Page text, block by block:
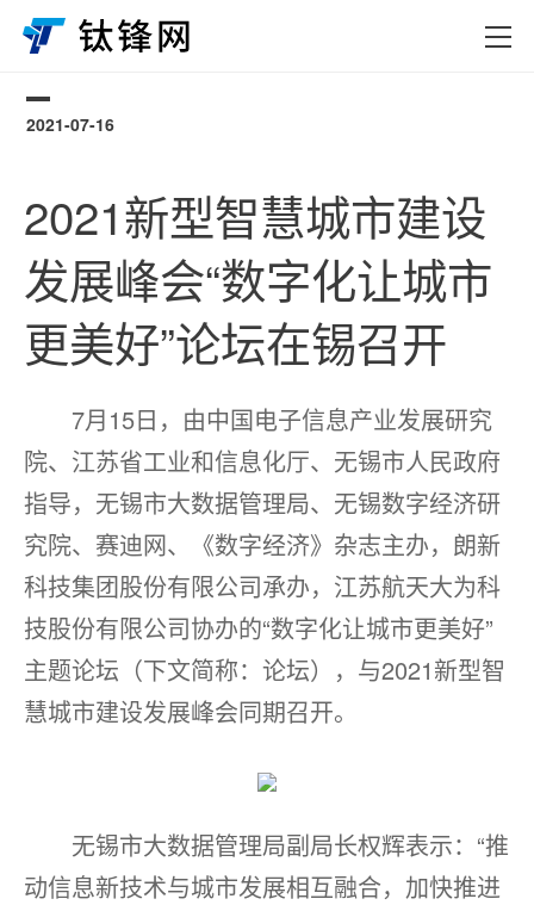
2021-07-16
2021新型智慧城市建设
发展峰会“数字化让城市
更美好”论坛在锡召开
7月15日，由中国电子信息产业发展研究
院、江苏省工业和信息化厅、无锡市人民政府
指导，无锡市大数据管理局、无锡数字经济研
究院、赛迪网、《数字经济》杂志主办，朗新
科技集团股份有限公司承办，江苏航天大为科
技股份有限公司协办的“数字化让城市更美好”
主题论坛（下文简称：论坛），与2021新型智
慧城市建设发展峰会同期召开。
无锡市大数据管理局副局长权辉表示：“推
动信息新技术与城市发展相互融合，加快推进